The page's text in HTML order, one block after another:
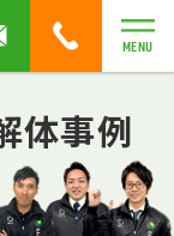
MENU
体事例